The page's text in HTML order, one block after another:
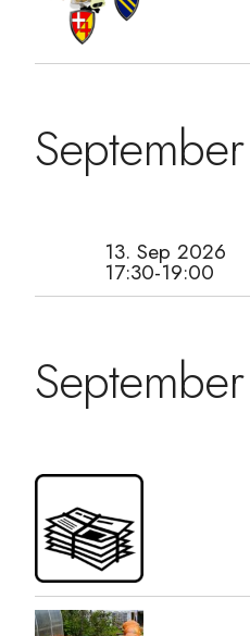
13. Sep 2026
17:30-19:00